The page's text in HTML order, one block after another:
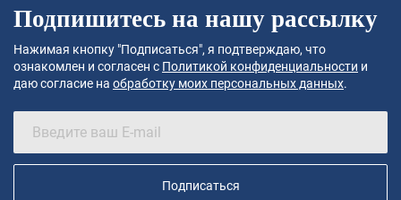
Подпишитесь на нашу рассылку
Нажимая кнопку "Подписаться", я подтверждаю, что
ознакомлен и согласен с Политикой конфиденциальности и
даю согласие на обработку моих персональных данных.
Подписаться